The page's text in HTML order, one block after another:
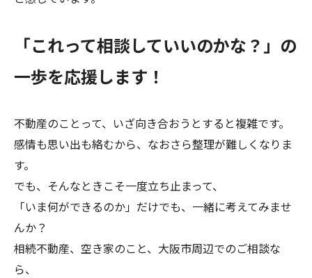
「これって相談していいのかな？」の
一歩を応援します！
不動産のことって、いざ向き合おうとすると複雑です。
感情も思い出も絡むから、なおさら整理が難しくなりま
す。
でも、そんなときこそ一度立ち止まって、
「いま何ができるのか」だけでも、一緒に考えてみませ
んか？
相続不動産、空き家のこと、大阪市周辺でのご相談な
ら、